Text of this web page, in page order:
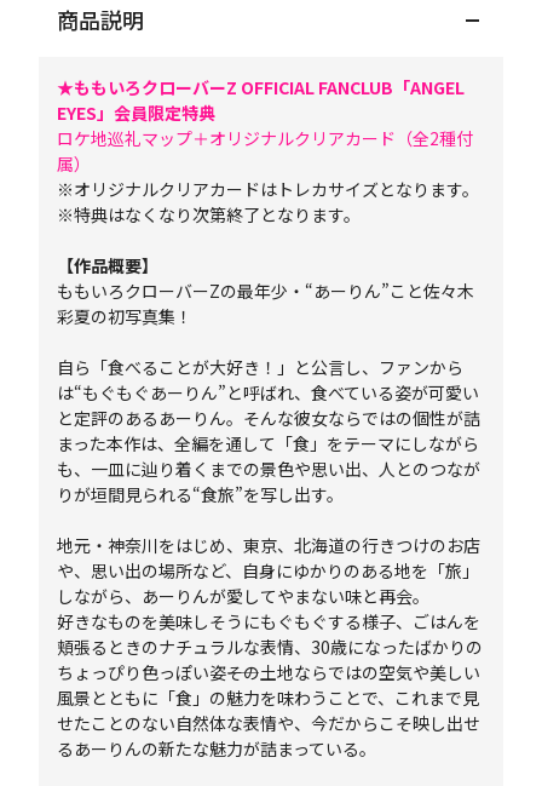
商品説明
★ももいろクローバーZ OFFICIAL FANCLUB「ANGEL
EYES」会員限定特典
ロケ地巡礼マップ＋オリジナルクリアカード（全2種付
属）
※オリジナルクリアカードはトレカサイズとなります。
※特典はなくなり次第終了となります。
【作品概要】
ももいろクローバーZの最年少・“あーりん”こと佐々木
彩夏の初写真集！
自ら「食べることが大好き！」と公言し、ファンから
は“もぐもぐあーりん”と呼ばれ、食べている姿が可愛い
と定評のあるあーりん。そんな彼女ならではの個性が詰
まった本作は、全編を通して「食」をテーマにしながら
も、一皿に辿り着くまでの景色や思い出、人とのつなが
りが垣間見られる“食旅”を写し出す。
地元・神奈川をはじめ、東京、北海道の行きつけのお店
や、思い出の場所など、自身にゆかりのある地を「旅」
しながら、あーりんが愛してやまない味と再会。
好きなものを美味しそうにもぐもぐする様子、ごはんを
頬張るときのナチュラルな表情、30歳になったばかりの
ちょっぴり色っぽい姿――その土地ならではの空気や美しい
風景とともに「食」の魅力を味わうことで、これまで見
せたことのない自然体な表情や、今だからこそ映し出せ
るあーりんの新たな魅力が詰まっている。